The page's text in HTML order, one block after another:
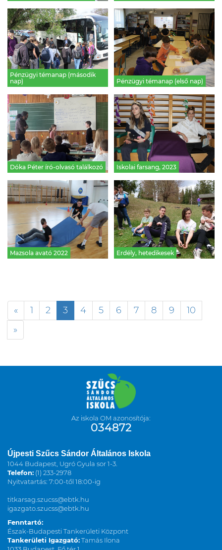
Pénzügyi témanap (második
nap)
Pénzügyi témanap (első nap)
Dóka Péter író-olvasó találkozó Iskolai farsang, 2023
Mazsola avató 2022 Erdély, hetedikesek
« 1 2 3 4 5 6 7 8 9
10
»
Az iskola OM azonosítója:
034872
Újpesti Szűcs Sándor Általános Iskola
1044 Budapest, Ugró Gyula sor 1-3.
Telefon: (1) 233-2978
Nyitvatartás: 7:00-től 18:00-ig
titkarsag.szucss@ebtk.hu
igazgato.szucss@ebtk.hu
Fenntartó:
Észak-Budapesti Tankerületi Központ
Tankerületi Igazgató:Tamás Ilona